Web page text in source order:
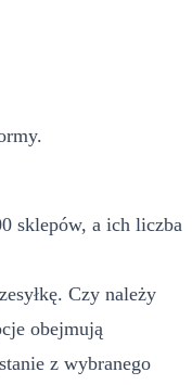
sklepów, a ich liczba
Czy należy
obejmują
z wybranego